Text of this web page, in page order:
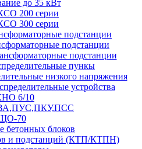
до 35 кВт
200 серии
300 серии
подстанции
подстанции
подстанции
пункы
низкого напряжения
устройства
6/10
70
бетонных блоков
и подстанций (КТП/КТПН)